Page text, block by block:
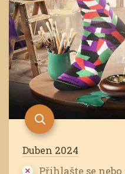
Duben 2024
Přihlašte se